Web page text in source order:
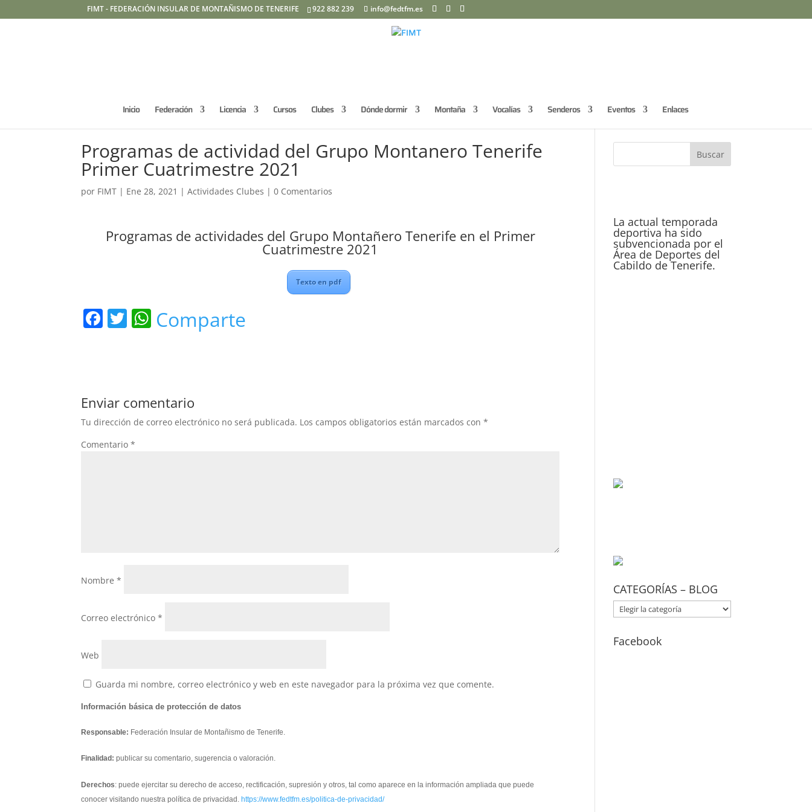
FIMT - FEDERACIÓN INSULAR DE MONTAÑISMO DE TENERIFE 922 882 239 info@fedtfm.es
Inicio Federación Licencia Cursos Clubes Dónde dormir Montaña Vocalías Senderos Eventos Enlaces
Programas de actividad del Grupo Montanero Tenerife
Primer Cuatrimestre 2021
por FIMT | Ene 28, 2021 |Actividades Clubes |0 Comentarios
Programas de actividades del Grupo Montañero Tenerife en el Primer
Cuatrimestre 2021
Texto en pdf
F
b
o
o
k
T W
A
p
p
Comparte
Enviar comentario
Tu dirección de correo electrónico no será publicada. Los campos obligatorios están marcados con*
Comentario*
Nombre*
Correo electrónico*
Web
Guarda mi nombre, correo electrónico y web en este navegador para la próxima vez que comente.
Información básica de protección de datos
Responsable: Federación Insular de Montañismo de Tenerife.
Finalidad: publicar su comentario, sugerencia o valoración.
Derechos: puede ejercitar su derecho de acceso, rectificación, supresión y otros, tal como aparece en la información ampliada que puede
conocer visitando nuestra política de privacidad.https://www.fedtfm.es/politica-de-privacidad/
La actual temporada
deportiva ha sido
subvencionada por el
Área de Deportes del
Cabildo de Tenerife.
CATEGORÍAS – BLOG
CATEGORÍAS
–
BLOG
Facebook